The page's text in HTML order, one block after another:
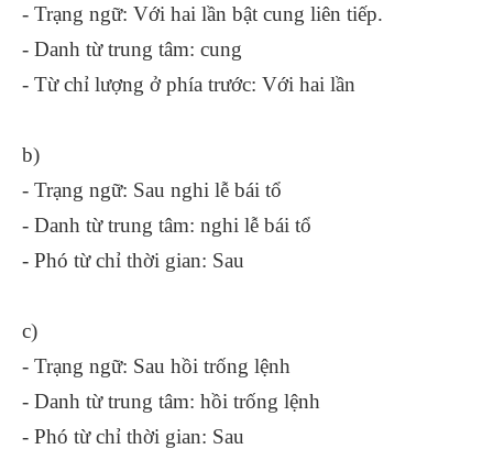
- Trạng ngữ: Với hai lần bật cung liên tiếp.
- Danh từ trung tâm: cung
- Từ chỉ lượng ở phía trước: Với hai lần
b)
- Trạng ngữ: Sau nghi lễ bái tổ
- Danh từ trung tâm: nghi lễ bái tổ
- Phó từ chỉ thời gian: Sau
c)
- Trạng ngữ: Sau hồi trống lệnh
- Danh từ trung tâm: hồi trống lệnh
- Phó từ chỉ thời gian: Sau